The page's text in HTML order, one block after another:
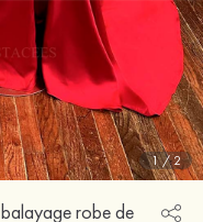
1/2
robe de